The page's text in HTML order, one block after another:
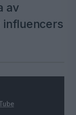
av
influencers